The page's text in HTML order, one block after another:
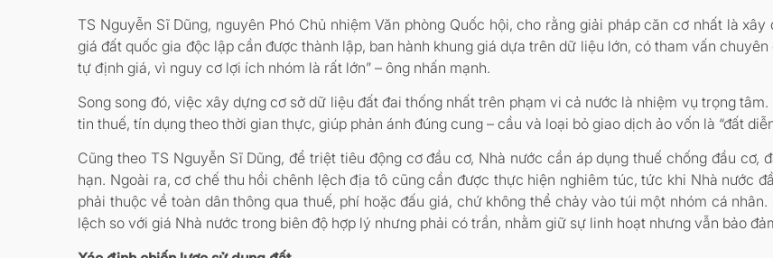
TS Nguyễn Sĩ Dũng, nguyên Phó Chủ nhiệm Văn phòng Quốc hội, cho rằng giải pháp căn cơ nhất là
giá đất quốc gia độc lập cần được thành lập, ban hành khung giá dựa trên dữ liệu lớn, có tham vấn
tự định giá, vì nguy cơ lợi ích nhóm là rất lớn” – ông nhấn mạnh.
Song song đó, việc xây dựng cơ sở dữ liệu đất đai thống nhất trên phạm vi cả nước là nhiệm vụ trọng
tin thuế, tín dụng theo thời gian thực, giúp phản ánh đúng cung – cầu và loại bỏ giao dịch ảo vốn là “đất
Cũng theo TS Nguyễn Sĩ Dũng, để triệt tiêu động cơ đầu cơ, Nhà nước cần áp dụng thuế chống đầu
hạn. Ngoài ra, cơ chế thu hồi chênh lệch địa tô cũng cần được thực hiện nghiêm túc, tức khi Nhà nước
phải thuộc về toàn dân thông qua thuế, phí hoặc đấu giá, chứ không thể chảy vào túi một nhóm cá
lệch so với giá Nhà nước trong biên độ hợp lý nhưng phải có trần, nhằm giữ sự linh hoạt nhưng vẫn bảo